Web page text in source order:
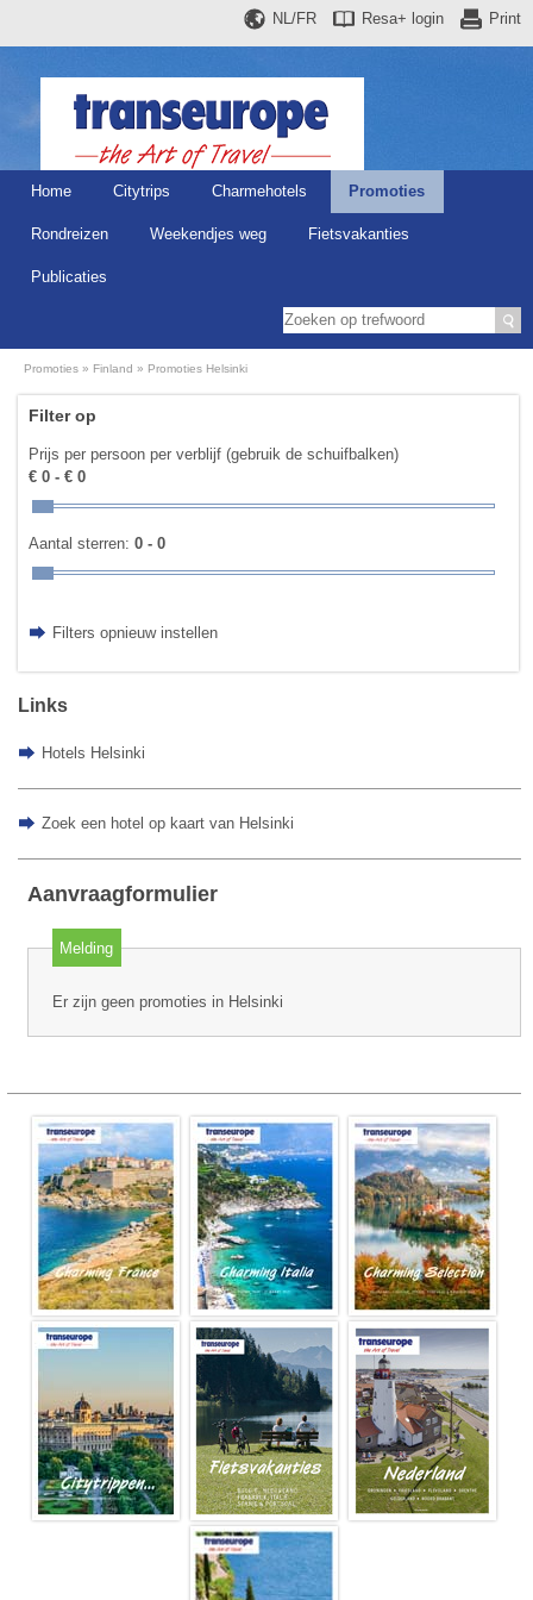
Print
Resa+ login
NL/FR
Home Citytrips Charmehotels Promoties
Rondreizen Weekendjes weg Fietsvakanties
Publicaties
Promoties Finland Promoties Helsinki
Filter op
Prijs per persoon per verblijf (gebruik de schuifbalken)
€ 0 - € 0
Aantal sterren:0 - 0
Filters opnieuw instellen
Links
Hotels Helsinki
Zoek een hotel op kaart van Helsinki
Aanvraagformulier
Melding
Er zijn geen promoties in Helsinki